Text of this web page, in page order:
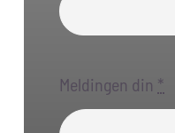
Meldingen din *